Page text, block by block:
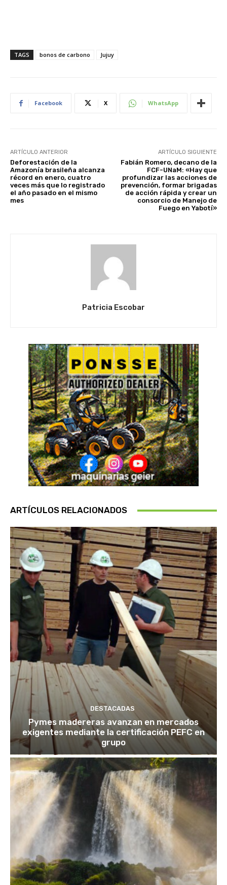
TAGS bonos de carbono Jujuy
Facebook X WhatsApp
ARTÍCULO ANTERIOR
Deforestación de la
Amazonía brasileña alcanza
récord en enero, cuatro
veces más que lo registrado
el año pasado en el mismo
mes
ARTÍCULO SIGUIENTE
Fabián Romero, decano de la
FCF-UNaM: «Hay que
profundizar las acciones de
prevención, formar brigadas
de acción rápida y crear un
consorcio de Manejo de
Fuego en Yabotí»
Patricia Escobar
ARTÍCULOS RELACIONADOS
DESTACADAS
Pymes madereras avanzan en mercados
exigentes mediante la certificación PEFC en
grupo